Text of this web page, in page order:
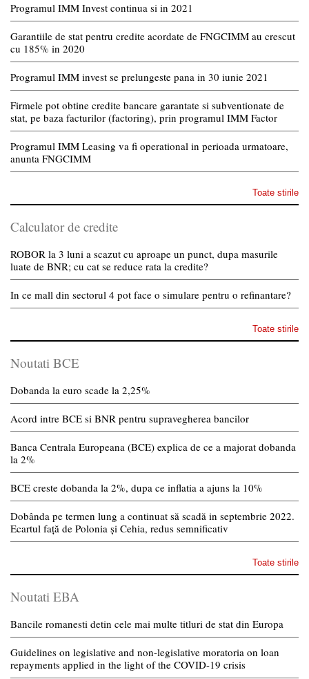
Programul IMM Invest continua si in 2021
Garantiile de stat pentru credite acordate de FNGCIMM au crescut
cu 185% in 2020
Programul IMM invest se prelungeste pana in 30 iunie 2021
Firmele pot obtine credite bancare garantate si subventionate de
stat, pe baza facturilor (factoring), prin programul IMM Factor
Programul IMM Leasing va fi operational in perioada urmatoare,
anunta FNGCIMM
Toate stirile
Calculator de credite
ROBOR la 3 luni a scazut cu aproape un punct, dupa masurile
luate de BNR; cu cat se reduce rata la credite?
In ce mall din sectorul 4 pot face o simulare pentru o refinantare?
Toate stirile
Noutati BCE
Dobanda la euro scade la 2,25%
Acord intre BCE si BNR pentru supravegherea bancilor
Banca Centrala Europeana (BCE) explica de ce a majorat dobanda
la 2%
BCE creste dobanda la 2%, dupa ce inflatia a ajuns la 10%
Dobânda pe termen lung a continuat să scadă in septembrie 2022.
Ecartul față de Polonia și Cehia, redus semnificativ
Toate stirile
Noutati EBA
Bancile romanesti detin cele mai multe titluri de stat din Europa
Guidelines on legislative and non-legislative moratoria on loan
repayments applied in the light of the COVID-19 crisis